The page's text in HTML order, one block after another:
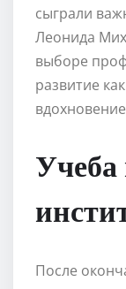
сыграли
Леонида
выборе
развитие
После